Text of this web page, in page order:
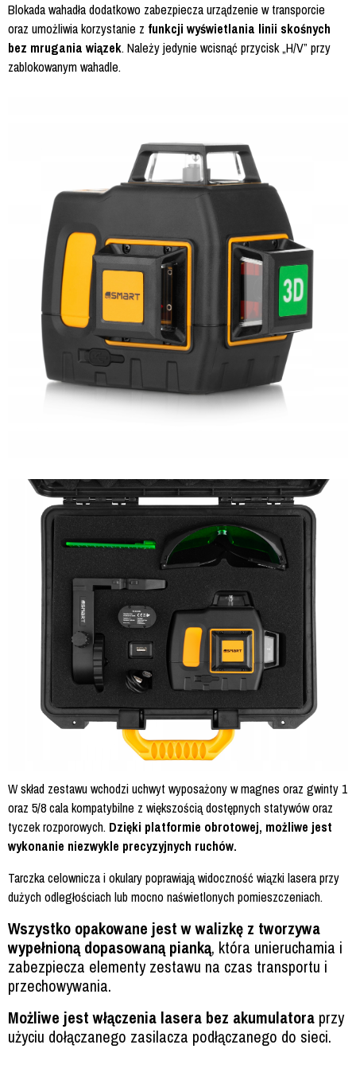
Blokada wahadła dodatkowo zabezpiecza urządzenie w transporcie
oraz umożliwia korzystanie z funkcji wyświetlania linii skośnych
bez mrugania wiązek. Należy jedynie wcisnąć przycisk „H/V” przy
zablokowanym wahadle.
W skład zestawu wchodzi uchwyt wyposażony w magnes oraz gwinty 1
oraz 5/8 cala kompatybilne z większością dostępnych statywów oraz
tyczek rozporowych. Dzięki platformie obrotowej, możliwe jest
wykonanie niezwykle precyzyjnych ruchów.
Tarczka celownicza i okulary poprawiają widoczność wiązki lasera przy
dużych odległościach lub mocno naświetlonych pomieszczeniach.
Wszystko opakowane jest w walizkę z tworzywa
wypełnioną dopasowaną pianką, która unieruchamia i
zabezpiecza elementy zestawu na czas transportu i
przechowywania.
Możliwe jest włączenia lasera bez akumulatora przy
użyciu dołączanego zasilacza podłączanego do sieci.